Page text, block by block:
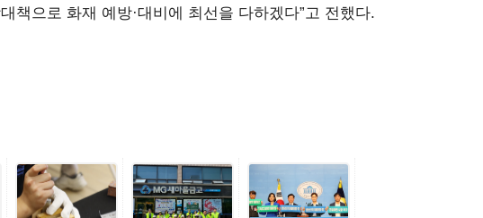
책으로 화재 예방·대비에 최선을 다하겠다”고 전했다.